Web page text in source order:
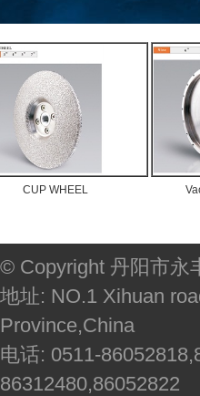
Vacuum brazed
© Copyright 丹阳市永
地址: NO.1 Xihuan
Province,China
电话: 0511-
86312480,86052822